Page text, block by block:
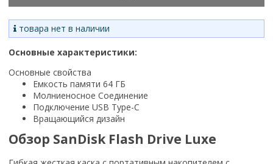
товара нет в наличии
Основные характеристики:
Основные свойства
Емкость памяти 64 ГБ
Молниеносное Соединение
Подключение USB Type-C
Вращающийся дизайн
Обзор SanDisk Flash Drive Luxe